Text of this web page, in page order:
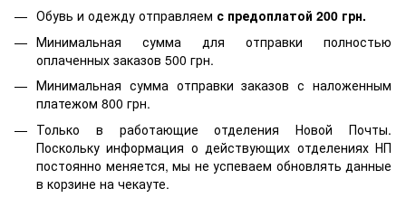
Обувь и одежду отправляем с предоплатой 200 грн.
Минимальная сумма для отправки полностью
оплаченных заказов 500 грн.
Минимальная сумма отправки заказов с наложенным
платежом 800 грн.
Только в работающие отделения Новой Почты.
Поскольку информация о действующих отделениях НП
постоянно меняется, мы не успеваем обновлять данные
в корзине на чекауте.